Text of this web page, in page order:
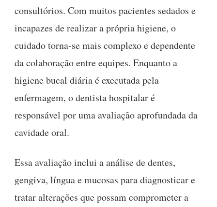
consultórios. Com muitos pacientes sedados e
incapazes de realizar a própria higiene, o
cuidado torna-se mais complexo e dependente
da colaboração entre equipes. Enquanto a
higiene bucal diária é executada pela
enfermagem, o dentista hospitalar é
responsável por uma avaliação aprofundada da
cavidade oral.
Essa avaliação inclui a análise de dentes,
gengiva, língua e mucosas para diagnosticar e
tratar alterações que possam comprometer a